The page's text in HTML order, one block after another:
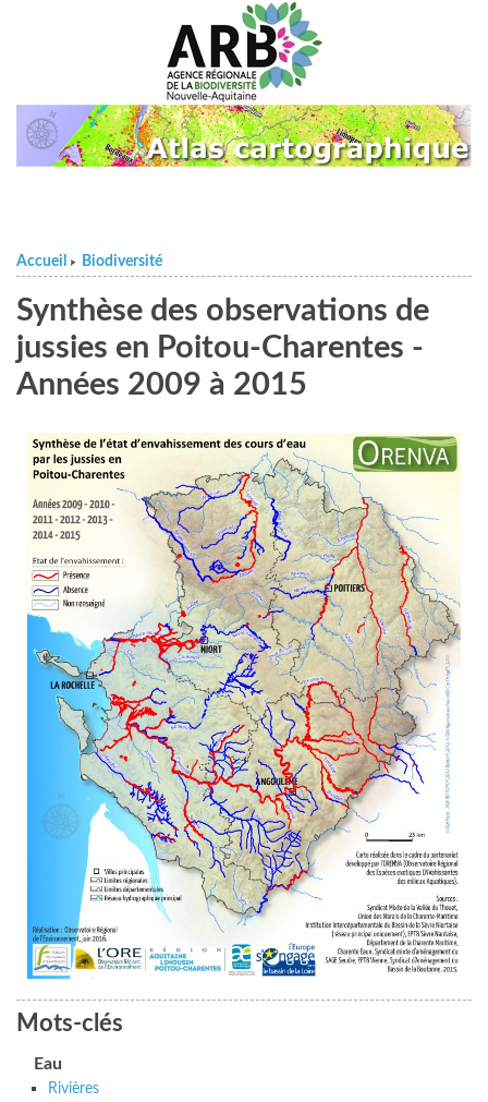
Accueil > Biodiversité
Synthèse des observations de
jussies en Poitou-Charentes -
Années 2009 à 2015
Mots-clés
Eau
Rivières